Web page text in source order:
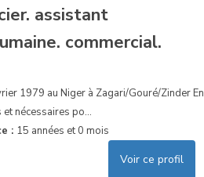
assistant
commercial.
1979 au Niger à Zagari/Gouré/Zinder En
nécessaires po...
: 15 années et 0 mois
Voir ce profil